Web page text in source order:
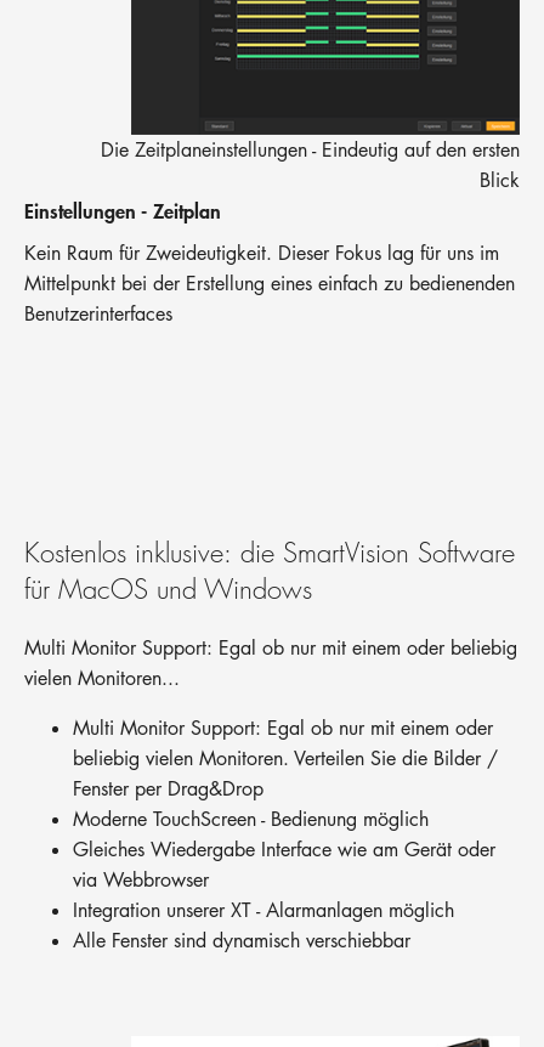
Die Zeitplaneinstellungen - Eindeutig auf den ersten
Blick
Einstellungen - Zeitplan
Kein Raum für Zweideutigkeit. Dieser Fokus lag für uns im
Mittelpunkt bei der Erstellung eines einfach zu bedienenden
Benutzerinterfaces
Kostenlos inklusive: die SmartVision Software
für MacOS und Windows
Multi Monitor Support: Egal ob nur mit einem oder beliebig
vielen Monitoren...
Multi Monitor Support: Egal ob nur mit einem oder
beliebig vielen Monitoren. Verteilen Sie die Bilder /
Fenster per Drag&Drop
Moderne TouchScreen - Bedienung möglich
Gleiches Wiedergabe Interface wie am Gerät oder
via Webbrowser
Integration unserer XT - Alarmanlagen möglich
Alle Fenster sind dynamisch verschiebbar